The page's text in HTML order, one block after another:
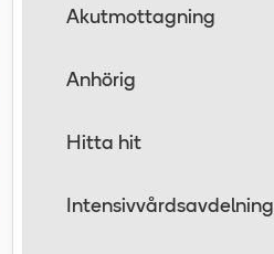
Akutmottagning
Anhörig
Hitta hit
Intensivvårdsavdelning